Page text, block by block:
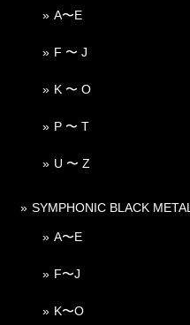
A〜E
F 〜 J
K 〜 O
P 〜 T
U 〜 Z
SYMPHONIC BLACK METAL
A〜E
F〜J
K〜O